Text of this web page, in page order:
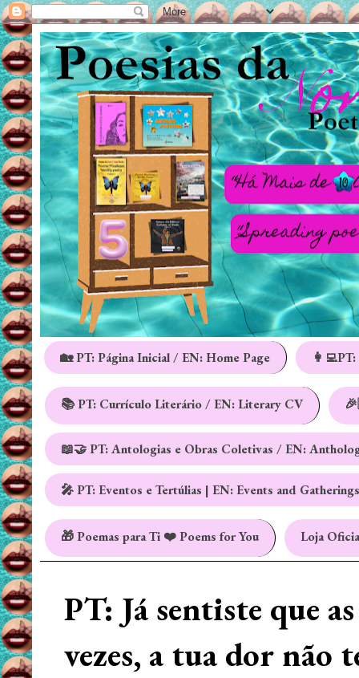
🏡 PT: Página Inicial / EN: Home Page
📚 PT: Currículo Literário / EN: Literary CV
📖🤝 PT: Antologias e Obras Coletivas / EN:
🎤 PT: Eventos e Tertúlias | EN: Events and Gatherings
🎁 Poemas para Ti ❤️ Poems for You Loja
PT: Já sentiste que
vezes, a tua dor não